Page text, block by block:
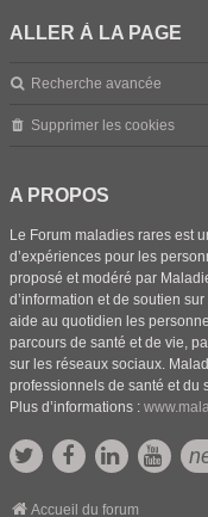
ALLER À LA PAGE
Recherche avancée
Supprimer les cookies
A PROPOS
Le Forum maladies rares est
d’expériences pour les
proposé et modéré par
d’information et de soutien
aide au quotidien les
parcours de santé et de vie,
sur les réseaux sociaux.
professionnels de santé et du
Plus d’informations :
Accueil du forum